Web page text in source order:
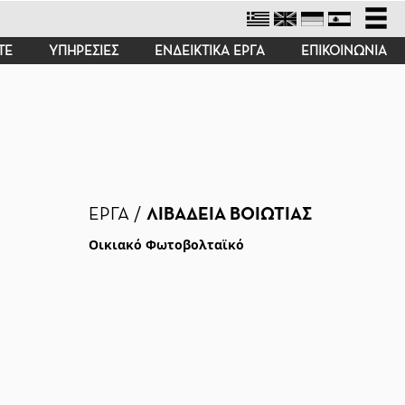
ΕΡΓΑ / ΛΙΒΑΔΕΙΑ ΒΟΙΩΤΙΑΣ
Οικιακό Φωτοβολταϊκό
ΥΠΗΡΕΣΙΕΣ ΕΝΔΕΙΚΤΙΚΑ ΕΡΓΑ ΕΠΙΚΟΙΝΩΝΙΑ